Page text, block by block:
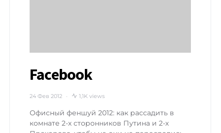
Facebook
24 Фев 2012 1,1K views
Офисный феншуй 2012: как рассадить в
комнате 2-х сторонников Путина и 2-х